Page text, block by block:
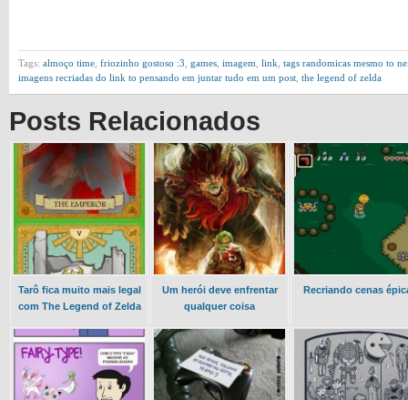
Tags: almoço time friozinho gostoso :3 games imagem link tags randomicas mesmo to
imagens recriadas do link to pensando em juntar tudo em um post the legend of zelda
Posts Relacionados
Tarô fica muito mais legal
com The Legend of Zelda
Um herói deve enfrentar
qualquer coisa
Recriando cenas